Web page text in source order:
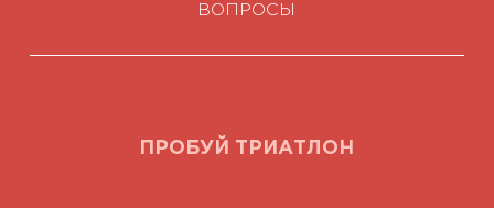
ВОПРОСЫ
ПРОБУЙ ТРИАТЛОН